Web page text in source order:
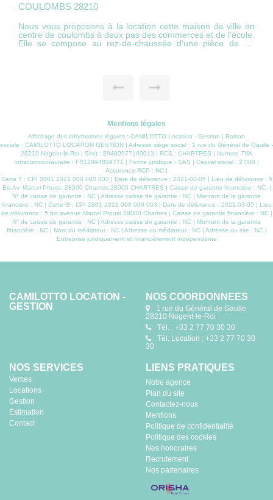
COULOMBS 28210
Nous vous proposons à la location cette maison de ville en
centre de coulombs à deux pas des commerces et de l'école.
Elle se compose au rez-de-chaussée d'une pièce de vie
propose une pièce idéale en chambre d'appoint avec
Mentions légales
Affichage des informations légales : CAMILOTTO Location - Gestion | Raison
sociale : CAMILOTTO LOCATION GESTION | Adresse siège social : 1 rue du Général de Gaulle -
28210 Nogent-le-Roi | Siret : 89480977100013 | RCS : CHARTRES | Numero TVA
Intracommunautaire : FR12894809771 | Forme juridique : SAS | Capital social : 2 000 |
Assurance RCP : NC |
Carte T : CPI 2801 2021 000 000 003 | Date de délivrance : 2021-03-05 | Lieu de délivrance : 5
Bis Av. Marcel Proust, 28000 Chartres 28000 CHARTRES | Caisse de garantie financière : NC. |
N° de caisse de garantie : NC | Adresse caisse de garantie : NC | Montant de la garantie
financière : NC | Carte G : CPI 2801 2021 000 000 003 | Date de délivrance : 2021-03-05 | Lieu
de délivrance : 5 bis avenue Marcel Proust 28000 Chartres | Caisse de garantie financière : NC |
N° de caisse de garantie : NC | Adresse caisse de garantie : NC | Montant de la garantie
financière : NC | Nom du médiateur : NC | Adresse du médiateur : NC | Adresse du site : NC |
Entreprise juridiquement et financièrement indépendante
CAMILOTTO LOCATION -
GESTION
NOS COORDONNÉES
1 rue du Général de Gaulle
28210 Nogent-le-Roi
Tél. : +33 2 77 70 30 30
Tél. Location : +33 2 77 70 30
30
NOS SERVICES
Ventes
Locations
Gestion
Estimation
Contact
LIENS PRATIQUES
Notre agence
Plan du site
Contactez-nous
Mentions
Politique de confidentialité
Politique des cookies
Nos honoraires
Recrutement
Nos partenaires